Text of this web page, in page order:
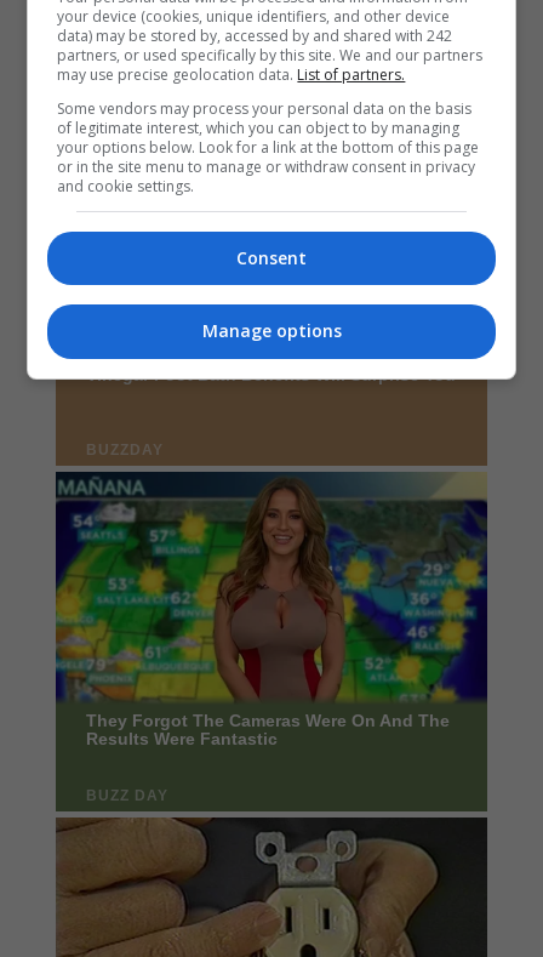
your device (cookies, unique identifiers, and other device
data) may be stored by, accessed by and shared with 242
partners, or used specifically by this site. We and our partners
may use precise geolocation data. List of partners.
Some vendors may process your personal data on the basis
of legitimate interest, which you can object to by managing
your options below. Look for a link at the bottom of this page
or in the site menu to manage or withdraw consent in privacy
and cookie settings.
Consent
Manage options